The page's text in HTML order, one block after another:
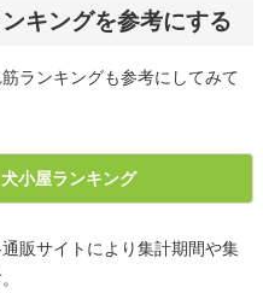
キングを参考にする
ランキングも参考にしてみて
小屋ランキング
販サイトにより集計期間や集